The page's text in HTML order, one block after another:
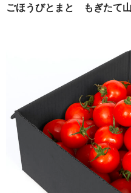
ホーム
季節の野菜セット
ごほうびとまとジュース
こだわりほうれんそう
ごほうびとうもろこし
商品一覧
ごほうびとまと もぎたて